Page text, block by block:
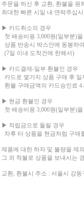
주문을 하신 후 교환, 환불을 원
최대한 빠른 시일 내 연락주십시
▶ 카드취소의 경우
첫 배송비용 3,000원(일부분)
상품 반송시 박스안에 동봉하
(7일 이내 도착건에 한해서)
▶ 카드결재-일부 환불인 경우
카드로 몇가지 상품 구매 후 일
환불 구매금액의 카드승인료
▶ 현금 환불인 경우
첫 배송비용 3,000원(일부분)
▶ 적립금으로 돌릴 경우
차후 타 상품을 현금처럼 구매
제품에 대한 하자 및 불량을 제
그 외 착불로 상품을 보내시는
교환, 환불시 주소 : 서울시 강